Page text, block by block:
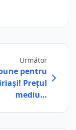
Următor
pentru
Preţul
mediu…